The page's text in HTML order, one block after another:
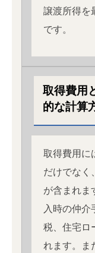
譲渡所得を
です。
取得費用
的な計算
取得費用に
だけでなく
が含まれま
入時の仲介
税、住宅ロ
れます。ま